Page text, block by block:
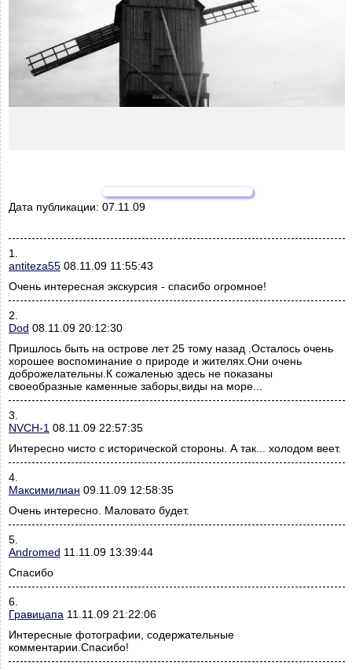
Дата публикации: 07.11.09
1.
antiteza55 08.11.09 11:55:43
Очень интересная экскурсия - спасибо огромное!
2.
Dod 08.11.09 20:12:30
Пришлось быть на острове лет 25 тому назад .Осталось очень
хорошее воспоминание о природе и жителях.Они очень
доброжелательны.К сожаленью здесь не показаны
своеобразные каменные заборы,виды на море...
3.
NVCH-1 08.11.09 22:57:35
Интересно чисто с исторической стороны. А так... холодом веет.
4.
Максимилиан 09.11.09 12:58:35
Очень интересно. Маловато будет.
5.
Andromed 11.11.09 13:39:44
Спасибо
6.
Гравицапа 11.11.09 21:22:06
Интересные фотографии, содержательные
комментарии.Спасибо!